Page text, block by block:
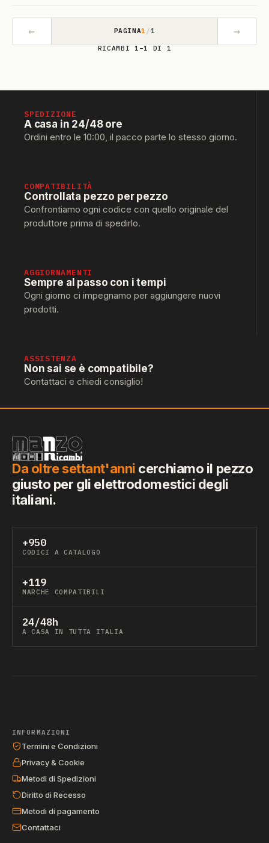
← PAGINA1 /1 →
RICAMBI 1–1 DI 1
SPEDIZIONE
A casa in 24/48 ore
Ordini entro le 10:00, il pacco parte lo stesso giorno.
COMPATIBILITÀ
Controllata pezzo per pezzo
Confrontiamo ogni codice con quello originale del
produttore prima di spedirlo.
AGGIORNAMENTI
Sempre al passo con i tempi
Ogni giorno ci impegnamo per aggiungere nuovi
prodotti.
ASSISTENZA
Non sai se è compatibile?
Contattaci e chiedi consiglio!
Da oltre settant'anni cerchiamo il pezzo
giusto per gli elettrodomestici degli
italiani.
+950
CODICI A CATALOGO
+119
MARCHE COMPATIBILI
24/48h
A CASA IN TUTTA ITALIA
INFORMAZIONI
Termini e Condizioni
Privacy & Cookie
Metodi di Spedizioni
Diritto di Recesso
Metodi di pagamento
Contattaci